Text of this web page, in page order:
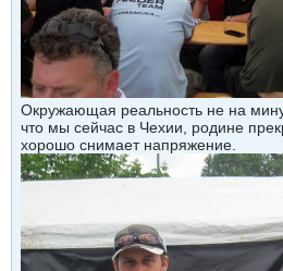
Окружающая реальность не на
что мы сейчас в Чехии, родине
хорошо снимает напряжение.